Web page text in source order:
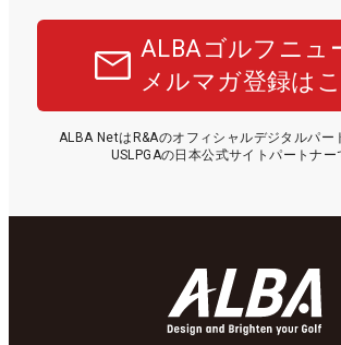
ALBAゴルフニュ
メルマガ登録は
ALBA NetはR&Aのオフィシャルデジタルパー
USLPGAの日本公式サイトパートナー